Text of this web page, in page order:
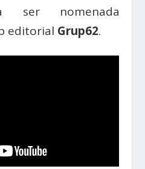
ser nomenada
editorial Grup62.